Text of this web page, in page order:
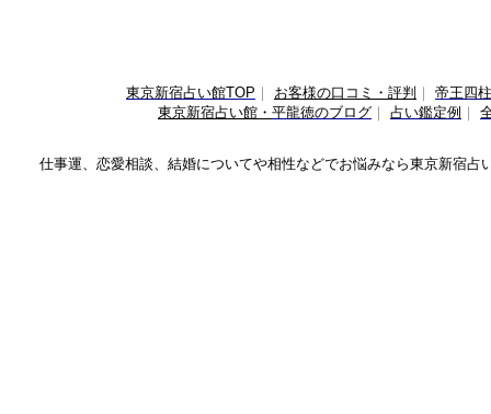
東京新宿占い館TOP ｜ お客様の口コミ・評判 ｜ 帝王四
東京新宿占い館・ 平龍徳のブログ ｜ 占い鑑定例 ｜
仕事運、恋愛相談、結婚についてや相性などでお悩みなら東京新宿占